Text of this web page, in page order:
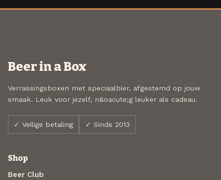
Beer in a Box
Verrassingsboxen met speciaalbier, afgestemd op jouw
smaak. Leuk voor jezelf, n&oacute;g leuker als cadeau.
✓ Veilige betaling ✓ Sinds 2013
Shop
Beer Club